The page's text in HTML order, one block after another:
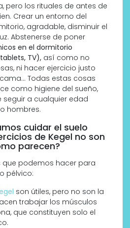
pero los rituales de antes de
Crear un entorno del
agradable, disminuir el
Abstenerse de poner
en el dormitorio
TV), así como no
ni hacer ejercicio justo
Todas estas cosas
como higiene del sueño,
seguir a cualquier edad
hombres.
cuidar el suelo
de Kegel no son
parecen?
que podemos hacer para
pélvico:
son útiles, pero no son la
trabajar los músculos
que constituyen solo el